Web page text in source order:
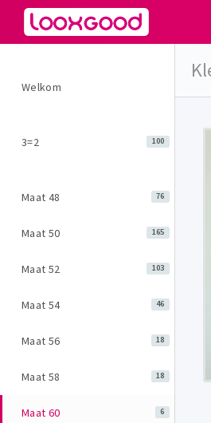
Welkom
3=2 100
Maat 48 76
Maat 50 165
Maat 52 103
Maat 54 46
Maat 56 18
Maat 58 18
Maat 60 6